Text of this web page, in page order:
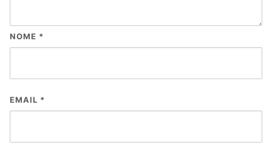
NOME *
EMAIL *